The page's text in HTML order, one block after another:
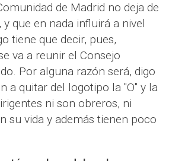
de Madrid no deja de
que en nada influirá a nivel
tiene que decir, pues,
va a reunir el Consejo
Por alguna razón será, digo
a quitar del logotipo la "O" y la
ni son obreros, ni
su vida y además tienen poco